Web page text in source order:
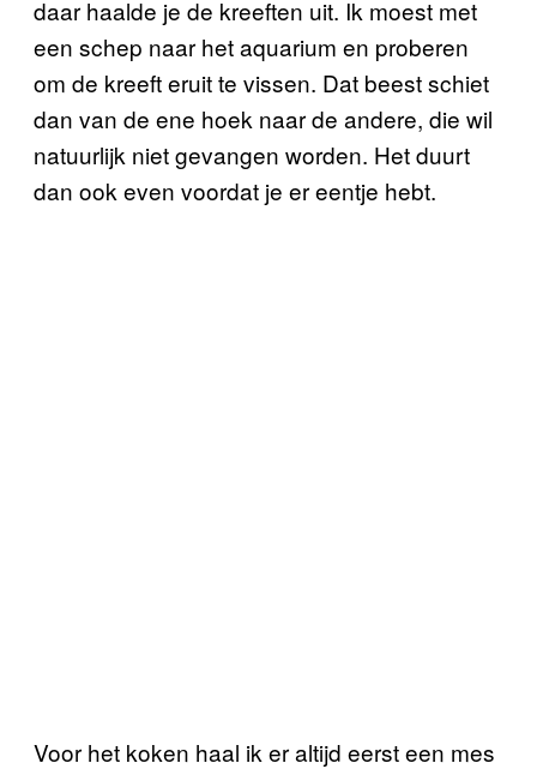
daar haalde je de kreeften uit. Ik moest met
een schep naar het aquarium en proberen
om de kreeft eruit te vissen. Dat beest schiet
dan van de ene hoek naar de andere, die wil
natuurlijk niet gevangen worden. Het duurt
dan ook even voordat je er eentje hebt.
Voor het koken haal ik er altijd eerst een mes